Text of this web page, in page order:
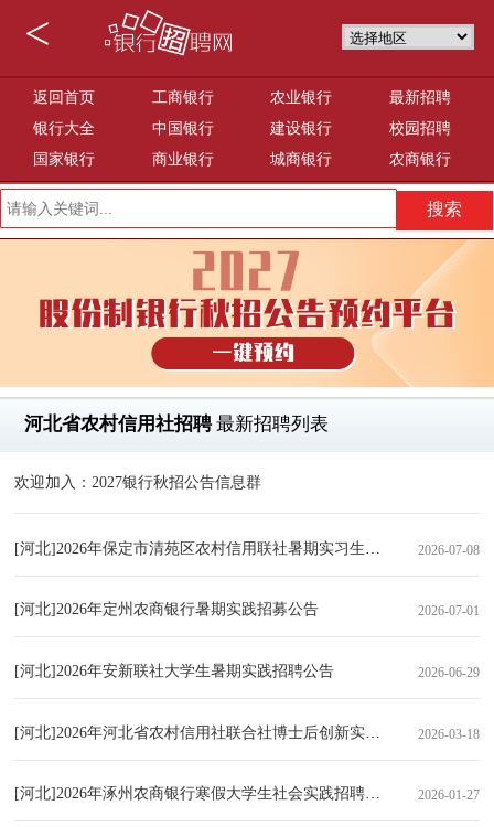
<
返回首页 工商银行 农业银行
最新招聘
银行大全
中国银行 建设银行
校园招聘
国家银行
商业银行 城商银行 农商银行
河北省农村信用社招聘最新招聘列表
欢迎加入：2027银行秋招公告信息群
[河北]2026年保定市清苑区农村信用联社暑期实习生招募公告2026-07-08
[河北]2026年定州农商银行暑期实践招募公告 2026-07-01
[河北]2026年安新联社大学生暑期实践招聘公告 2026-06-29
[河北]2026年河北省农村信用社联合社博士后创新实践基地招聘公告
2026-03-18
[河北]2026年涿州农商银行寒假大学生社会实践招聘公告 2026-01-27